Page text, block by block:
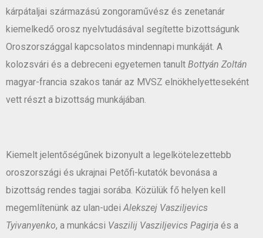
kárpátaljai származású zongoraművész és zenetanár
kiemelkedő orosz nyelvtudásával segítette bizottságunk
Oroszországgal kapcsolatos mindennapi munkáját. A
kolozsvári és a debreceni egyetemen tanult Bottyán Zoltán
magyar-francia szakos tanár az MVSZ elnökhelyetteseként
vett részt a bizottság munkájában.
Kiemelt jelentőségűnek bizonyult a legelkötelezettebb
oroszországi és ukrajnai Petőfi-kutatók bevonása a
bizottság rendes tagjai sorába. Közülük fő helyen kell
megemlítenünk az ulan-udei Alekszej Vasziljevics
Tyivanyenko, a munkácsi Vaszilij Vasziljevics Pagirja és a